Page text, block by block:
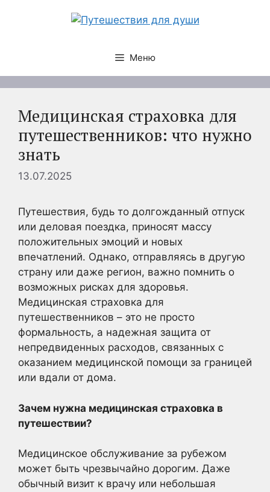
Меню
Медицинская страховка для
путешественников: что нужно
знать
13.07.2025
Путешествия, будь то долгожданный отпуск
или деловая поездка, приносят массу
положительных эмоций и новых
впечатлений. Однако, отправляясь в другую
страну или даже регион, важно помнить о
возможных рисках для здоровья.
Медицинская страховка для
путешественников – это не просто
формальность, а надежная защита от
непредвиденных расходов, связанных с
оказанием медицинской помощи за границей
или вдали от дома.
Зачем нужна медицинская страховка в
путешествии?
Медицинское обслуживание за рубежом
может быть чрезвычайно дорогим. Даже
обычный визит к врачу или небольшая